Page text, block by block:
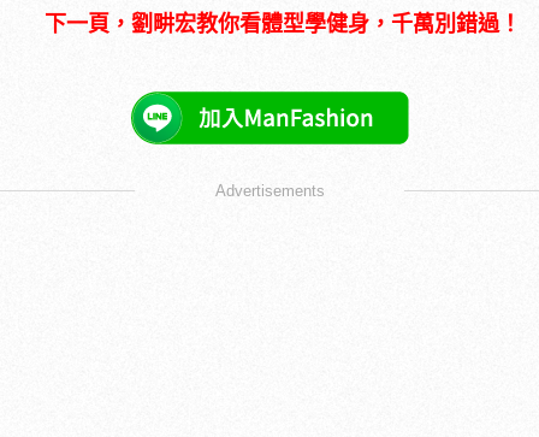
下一頁，劉畊宏教你看體型學健身，千萬別錯過！
Advertisements